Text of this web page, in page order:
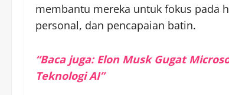
membantu mereka untuk fokus pada
personal, dan pencapaian batin.
“Baca juga: Elon Musk Gugat
Teknologi AI”